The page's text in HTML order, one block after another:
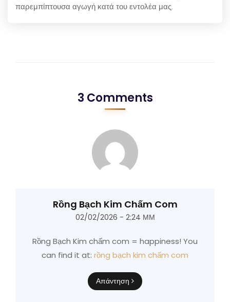
παρεμπίπτουσα αγωγή κατά του εντολέα μας.
3 Comments
Rồng Bạch Kim Chấm Com
02/02/2026 - 2:24 ΜΜ
Rồng Bạch Kim chấm com = happiness! You
can find it at: rồng bạch kim chấm com
Απάντηση